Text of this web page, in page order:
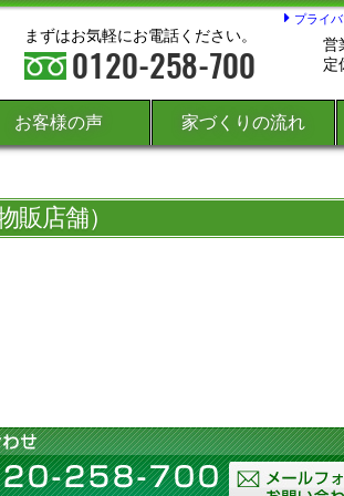
プライ
まずはお気軽にお電話ください。 営
定
お客様の声 家づくりの流れ
販店舗）